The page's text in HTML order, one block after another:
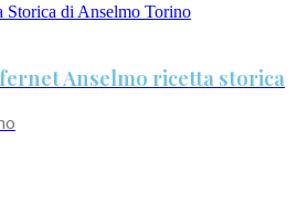
Anselmo ricetta storica